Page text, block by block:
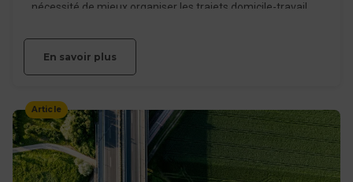
nécessité de mieux organiser les trajets domicile-travail.
financer et structurer ces changements sans ajouter un
dispositif complexe ou peu lisible ? Cette évolution s’inscrit
les déplacements domicile-travail et à développer des
alternatives à la voiture individuelle.
En savoir plus
Article